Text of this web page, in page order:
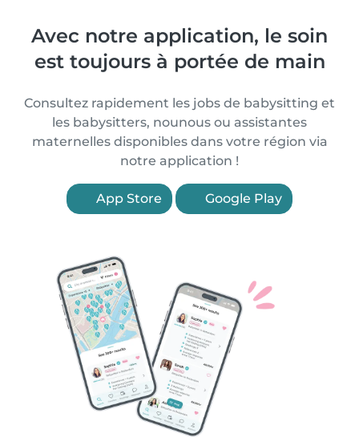
Avec notre application, le soin
est toujours à portée de main
Consultez rapidement les jobs de babysitting et
les babysitters, nounous ou assistantes
maternelles disponibles dans votre région via
notre application !
App Store Google Play